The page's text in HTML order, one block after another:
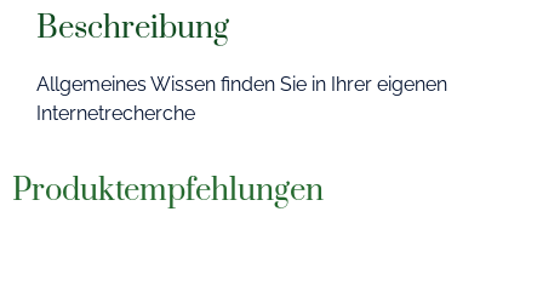
Beschreibung
Allgemeines Wissen finden Sie in Ihrer eigenen
Internetrecherche
Produktempfehlungen